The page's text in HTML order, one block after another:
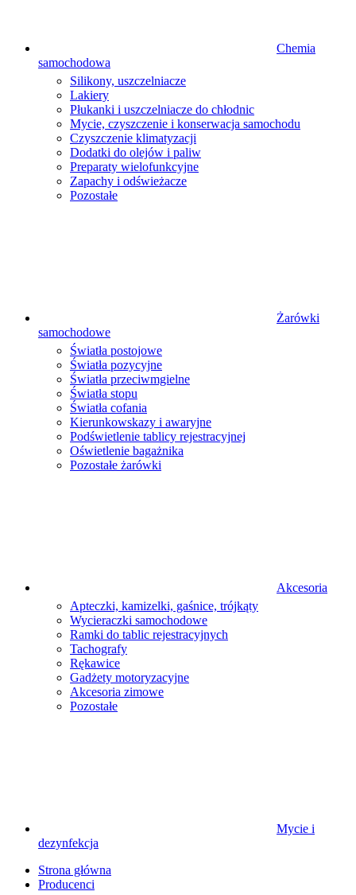
Chemia
samochodowa
Silikony, uszczelniacze
Lakiery
Płukanki i uszczelniacze do chłodnic
Mycie, czyszczenie i konserwacja samochodu
Czyszczenie klimatyzacji
Dodatki do olejów i paliw
Preparaty wielofunkcyjne
Zapachy i odświeżacze
Pozostałe
Żarówki
samochodowe
Światła postojowe
Światła pozycyjne
Światła przeciwmgielne
Światła stopu
Światła cofania
Kierunkowskazy i awaryjne
Podświetlenie tablicy rejestracyjnej
Oświetlenie bagażnika
Pozostałe żarówki
Akcesoria
Apteczki, kamizelki, gaśnice, trójkąty
Wycieraczki samochodowe
Ramki do tablic rejestracyjnych
Tachografy
Rękawice
Gadżety motoryzacyjne
Akcesoria zimowe
Pozostałe
Mycie i
dezynfekcja
Strona główna
Producenci